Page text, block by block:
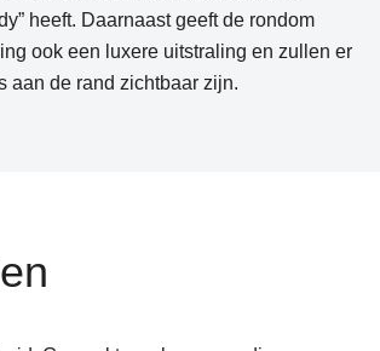
heeft. Daarnaast geeft de rondom
ook een luxere uitstraling en zullen er
aan de rand zichtbaar zijn.